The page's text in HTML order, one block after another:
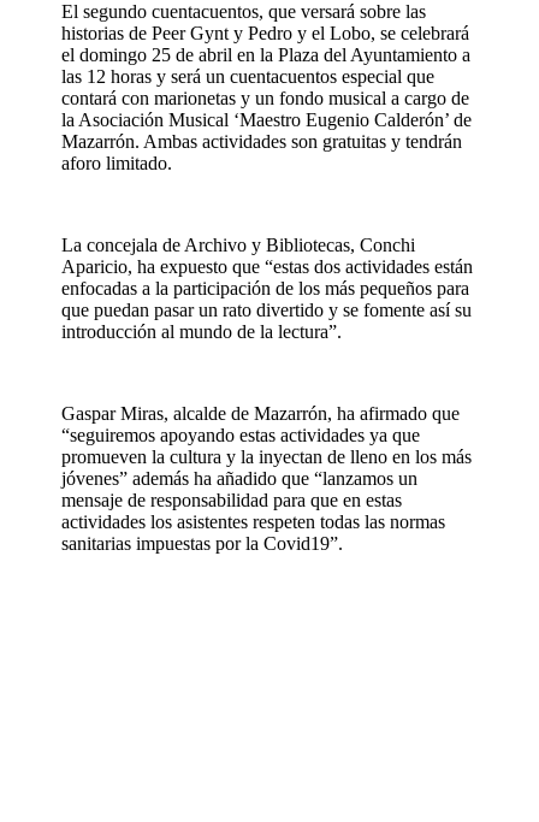
El segundo cuentacuentos, que versará sobre las
historias de Peer Gynt y Pedro y el Lobo, se celebrará
el domingo 25 de abril en la Plaza del Ayuntamiento a
las 12 horas y será un cuentacuentos especial que
contará con marionetas y un fondo musical a cargo de
la Asociación Musical ‘Maestro Eugenio Calderón’ de
Mazarrón. Ambas actividades son gratuitas y tendrán
aforo limitado.
La concejala de Archivo y Bibliotecas, Conchi
Aparicio, ha expuesto que “estas dos actividades están
enfocadas a la participación de los más pequeños para
que puedan pasar un rato divertido y se fomente así su
introducción al mundo de la lectura”.
Gaspar Miras, alcalde de Mazarrón, ha afirmado que
“seguiremos apoyando estas actividades ya que
promueven la cultura y la inyectan de lleno en los más
jóvenes” además ha añadido que “lanzamos un
mensaje de responsabilidad para que en estas
actividades los asistentes respeten todas las normas
sanitarias impuestas por la Covid19”.